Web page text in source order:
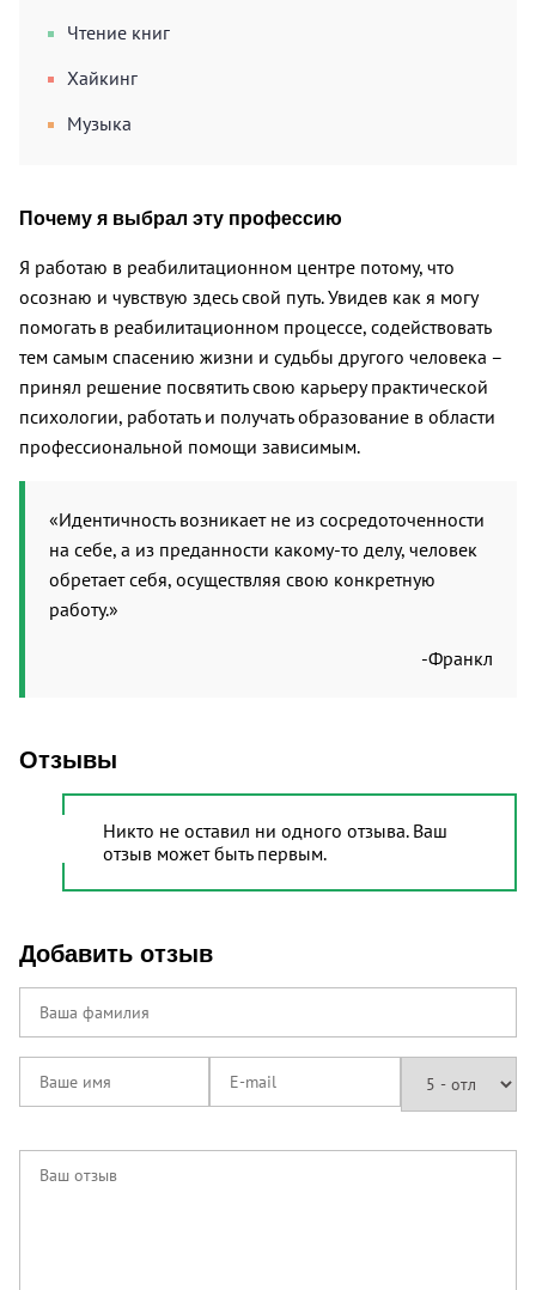
Чтение книг
Хайкинг
Музыка
Почему я выбрал эту профессию
Я работаю в реабилитационном центре потому, что
осознаю и чувствую здесь свой путь. Увидев как я могу
помогать в реабилитационном процессе, содействовать
тем самым спасению жизни и судьбы другого человека –
принял решение посвятить свою карьеру практической
психологии, работать и получать образование в области
профессиональной помощи зависимым.
«Идентичность возникает не из сосредоточенности
на себе, а из преданности какому-то делу, человек
обретает себя, осуществляя свою конкретную
работу.»
-Франкл
Отзывы
Никто не оставил ни одного отзыва. Ваш
отзыв может быть первым.
Добавить отзыв